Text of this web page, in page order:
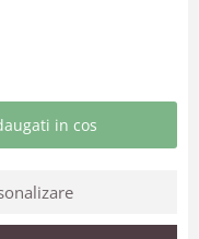
in cos